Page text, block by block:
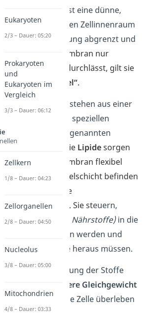
ist eine dünne,
flexible Hülle, die den Zellinnenraum
von seiner Umgebung abgrenzt und
Da die Membran nur
bestimmte Stoffe durchlässt, gilt sie
als „semipermeabel“.
Zellmembranen bestehen aus einer
von speziellen
Den sogenannten
Die Lipidesorgen
dafür, dass die Membran flexibel
bleibt. In der Doppelschicht befinden
sich kleine Tore, die
Membranproteine . Siesteuern,
welche Stoffe (z. B. Nährstoffe)in die
Zelle hineingelassen werden und
welche Abfallstoffe heraus müssen.
Die gezielte Steuerung der Stoffe
innere Gleichgewicht
der Zelle, sodass die Zelle überleben
kann.
Eukaryoten
2/3 – Dauer: 05:20
Prokaryoten
und
Eukaryoten im
Vergleich
3/3 – Dauer: 06:12
Zellkern
1/8 – Dauer: 04:23
Zellorganellen
2/8 – Dauer: 04:50
Nucleolus
3/8 – Dauer: 05:00
Mitochondrien
4/8 – Dauer: 03:33